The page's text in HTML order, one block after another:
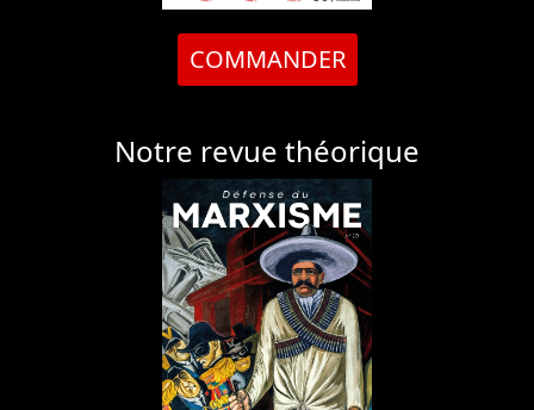
COMMANDER
Notre revue théorique